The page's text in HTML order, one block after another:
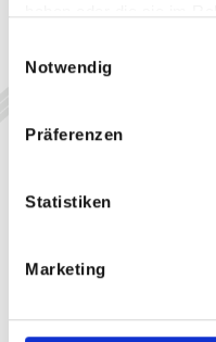
Notwendig
Präferenzen
Statistiken
Marketing